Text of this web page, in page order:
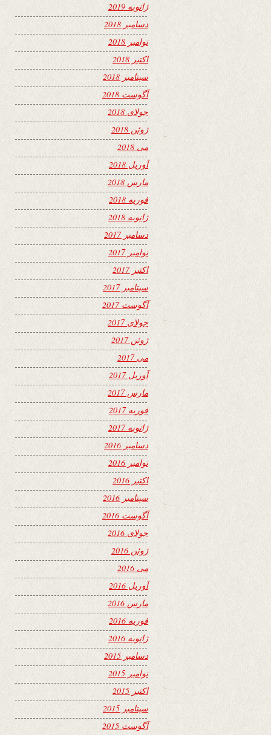
ژانویه 2019
دسامبر 2018
نوامبر 2018
اکتبر 2018
سپتامبر 2018
آگوست 2018
جولای 2018
ژوئن 2018
می 2018
آوریل 2018
مارس 2018
فوریه 2018
ژانویه 2018
دسامبر 2017
نوامبر 2017
اکتبر 2017
سپتامبر 2017
آگوست 2017
جولای 2017
ژوئن 2017
می 2017
آوریل 2017
مارس 2017
فوریه 2017
ژانویه 2017
دسامبر 2016
نوامبر 2016
اکتبر 2016
سپتامبر 2016
آگوست 2016
جولای 2016
ژوئن 2016
می 2016
آوریل 2016
مارس 2016
فوریه 2016
ژانویه 2016
دسامبر 2015
نوامبر 2015
اکتبر 2015
سپتامبر 2015
آگوست 2015